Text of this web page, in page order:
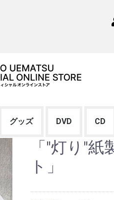
グッズ DVD CD
「"灯り"
ト」